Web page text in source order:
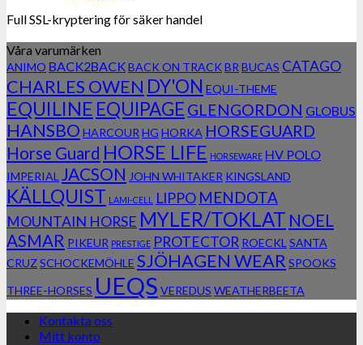
Full SSL-kryptering för säker handel
Våra varumärken
ANIMO BACK2BACKBACK ON TRACK BR BUCAS CATAGO
CHARLES OWEN DY'ON EQUI-THEME
EQUILINE EQUIPAGE GLENGORDON GLOBUS
HANSBO HARCOUR HG HORKA HORSEGUARD
Horse Guard HORSE LIFE HORSEWARE HV POLO
IMPERIAL JACSON JOHN WHITAKER KINGSLAND
KÄLLQUIST LAMI-CELL LIPPO MENDOTA
MOUNTAIN HORSE MYLER/TOKLAT NOEL
ASMAR PIKEUR PRESTIGE PROTECTOR ROECKL SANTA
CRUZSCHOCKEMÖHLE SJÖHAGEN WEAR SPOOKS
THREE-HORSES UEQS VEREDUS WEATHERBEETA
Kontakta oss
Mitt konto